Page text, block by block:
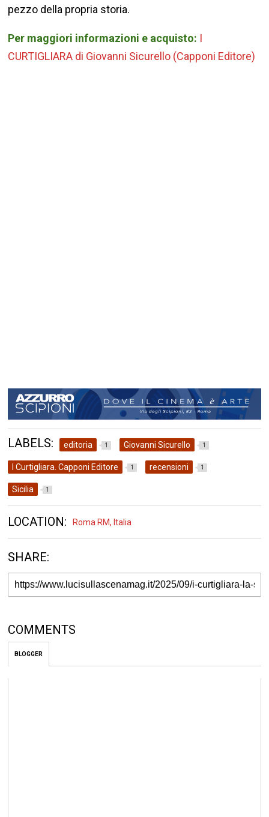
pezzo della propria storia.
Per maggiori informazioni e acquisto: I
CURTIGLIARA di Giovanni Sicurello (Capponi Editore)
LABELS: editoria 1 Giovanni Sicurello 1
I Curtigliara. Capponi Editore 1 recensioni 1
Sicilia 1
LOCATION: Roma RM, Italia
SHARE:
COMMENTS
BLOGGER